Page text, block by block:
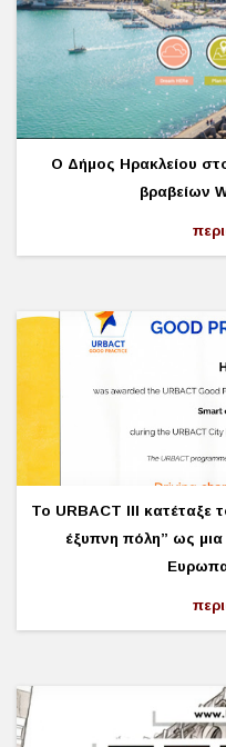
O Δήμος Ηρακλείου
βραβείων
Το URBACT III κατέταξε
έξυπνη πόλη” ως μια